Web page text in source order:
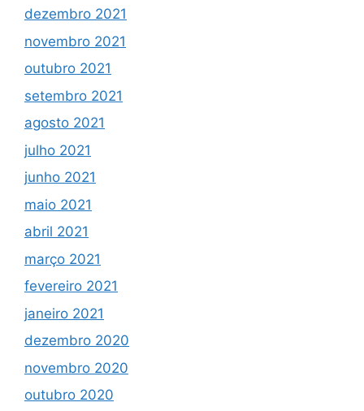
dezembro 2021
novembro 2021
outubro 2021
setembro 2021
agosto 2021
julho 2021
junho 2021
maio 2021
abril 2021
março 2021
fevereiro 2021
janeiro 2021
dezembro 2020
novembro 2020
outubro 2020